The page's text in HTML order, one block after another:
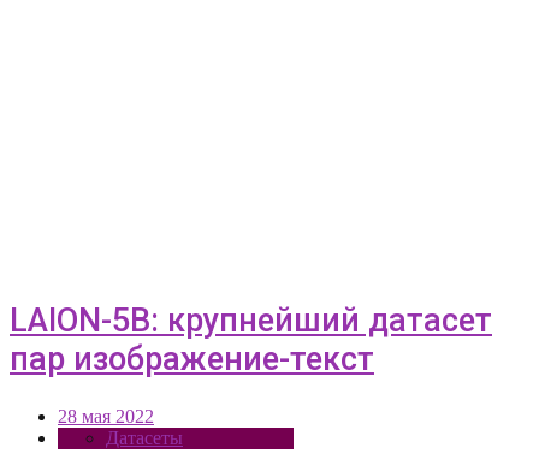
LAION-5B: крупнейший датасет
пар изображение-текст
28 мая 2022
Датасеты